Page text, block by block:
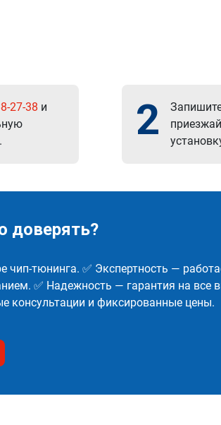
27-38 и
2
доверять?
чип-тюнинга. ✅ Экспертность —
✅ Надежность — гарантия на все
консультации и фиксированные цены.